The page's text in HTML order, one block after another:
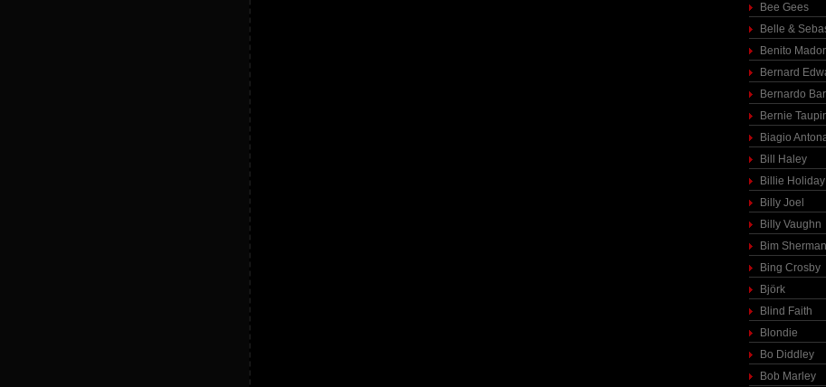
Bee Gees
Belle &
Benito
Bernard
Bernardo
Bernie
Biagio
Bill Haley
Billie Holiday
Billy Joel
Billy Vaughn
Bim Sherman
Bing Crosby
Björk
Blind Faith
Blondie
Bo Diddley
Bob Marley